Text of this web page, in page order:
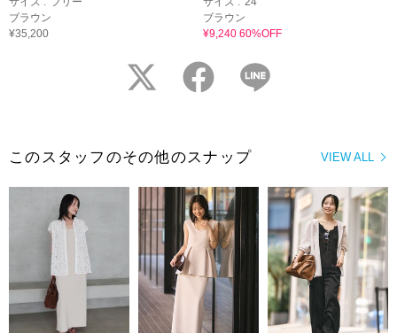
ブラウン
¥35,200
ブラウン
¥9,240 60%OFF
twitter facebook
VIEW ALL
このスタッフのその他のスナップ